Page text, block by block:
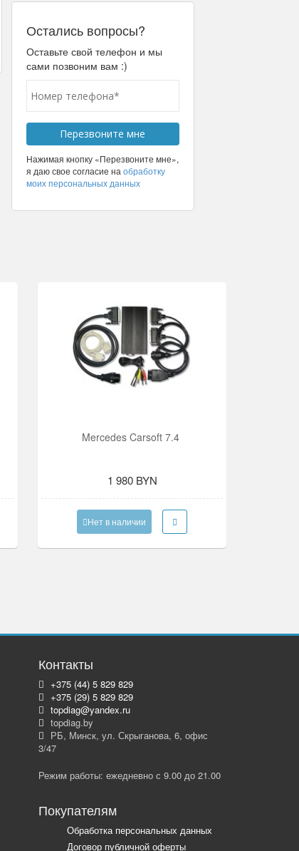
Остались вопросы?
Оставьте свой телефон и мы
сами позвоним вам :)
Нажимая кнопку «Перезвоните мне»,
я даю свое согласие на обработку
моих персональных данных
Mercedes Carsoft 7.4
1 980 BYN
Нет в наличии
Контакты
+375 (44) 5 829 829
+375 (29) 5 829 829
topdiag@yandex.ru
topdiag.by
РБ, Минск, ул. Скрыганова, 6, офис
3/47
Режим работы: ежедневно с 9.00 до 21.00
Покупателям
Обработка персональных данных
Договор публичной оферты